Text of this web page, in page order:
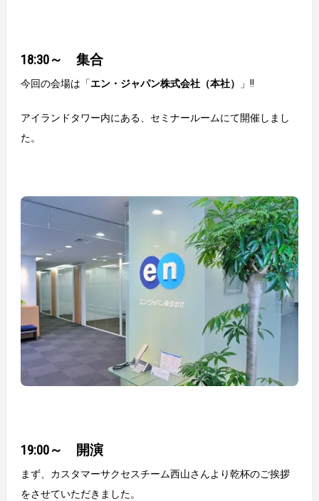
18:30～ 集合
今回の会場は「エン・ジャパン株式会社（本社） 」!!
アイランドタワー内にある、セミナールームにて開催しまし
た。
19:00～ 開演
まず、カスタマーサクセスチーム西山さんより乾杯のご挨拶
をさせていただきました。